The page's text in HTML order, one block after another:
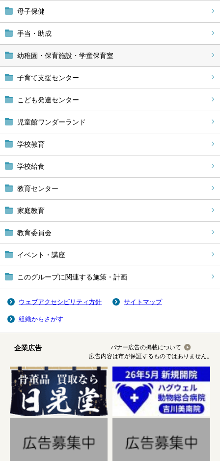
母子保健
手当・助成
幼稚園・保育施設・学童保育室
子育て支援センター
こども発達センター
児童館ワンダーランド
学校教育
学校給食
教育センター
家庭教育
教育委員会
イベント・講座
このグループに関連する施策・計画
ウェブアクセシビリティ方針 サイトマップ
組織からさがす
企業広告
バナー広告の掲載について
広告内容は市が保証するものではありません。